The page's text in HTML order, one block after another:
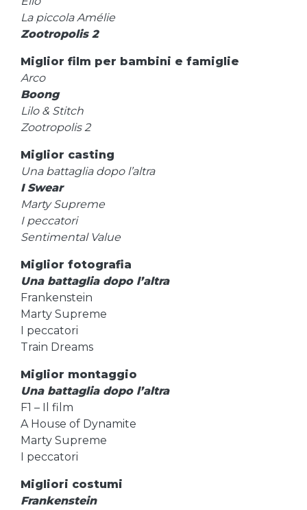
La piccola Amélie
Zootropolis 2
Miglior film per bambini e famiglie
Arco
Boong
Lilo & Stitch
Zootropolis 2
Miglior casting
Una battaglia dopo l’altra
I Swear
Marty Supreme
I peccatori
Sentimental Value
Miglior fotografia
Una battaglia dopo l’altra
Frankenstein
Marty Supreme
I peccatori
Train Dreams
Miglior montaggio
Una battaglia dopo l’altra
F1 – Il film
A House of Dynamite
Marty Supreme
I peccatori
Migliori costumi
Frankenstein